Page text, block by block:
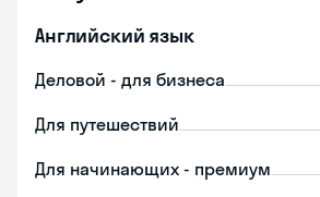
Английский язык
Деловой - для бизнеса
Для путешествий
Для начинающих - премиум